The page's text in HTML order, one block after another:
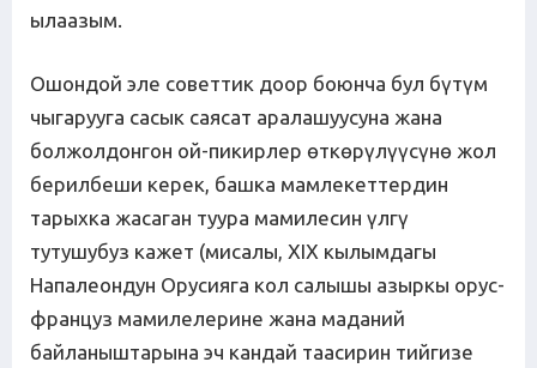
ылаазым.
Ошондой эле советтик доор боюнча бул бүтүм
чыгарууга сасык саясат аралашуусуна жана
болжолдонгон ой-пикирлер өткөрүлүүсүнө жол
берилбеши керек, башка мамлекеттердин
тарыхка жасаган туура мамилесин үлгү
тутушубуз кажет (мисалы, ХIХ кылымдагы
Напалеондун Орусияга кол салышы азыркы орус-
француз мамилелерине жана маданий
байланыштарына эч кандай таасирин тийгизе